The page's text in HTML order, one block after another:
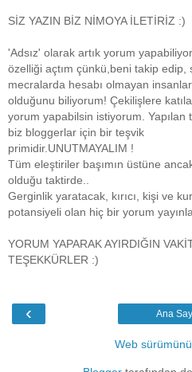
SİZ YAZIN BİZ NİMOYA İLETİRİZ :)
'Adsız' olarak artık yorum
özelliği açtım çünkü,beni takip edip,
mecralarda hesabı olmayan
olduğunu biliyorum! Çekilişlere
yorum yapabilsin istiyorum. Yapılan
biz bloggerlar için bir teşvik
primidir.UNUTMAYALIM !
Tüm eleştiriler başımın üstüne
olduğu taktirde..
Gerginlik yaratacak, kırıcı, kişi ve
potansiyeli olan hiç bir yorum
YORUM YAPARAK AYIRDIĞIN
TEŞEKKÜRLER :)
‹ Ana
Web